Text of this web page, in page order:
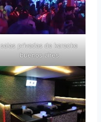
salas privadas de karaoke
buenos aires